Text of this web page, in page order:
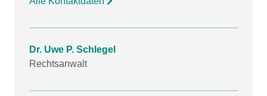
Dr. Uwe P. Schlegel
Rechtsanwalt